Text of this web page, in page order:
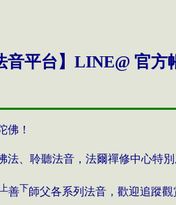
音平台】LINE@ 官方
佛！
法、聆聽法音，法爾禪修中心特
上善下師父各系列法音，歡迎追蹤觀